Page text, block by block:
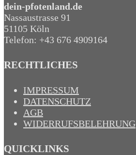
dein-pfotenland.de
Nassaustrasse 91
51105 Köln
Telefon: +43 676 4909164‬
RECHTLICHES
IMPRESSUM
DATENSCHUTZ
AGB
WIDERRUFSBELEHRUNG
QUICKLINKS